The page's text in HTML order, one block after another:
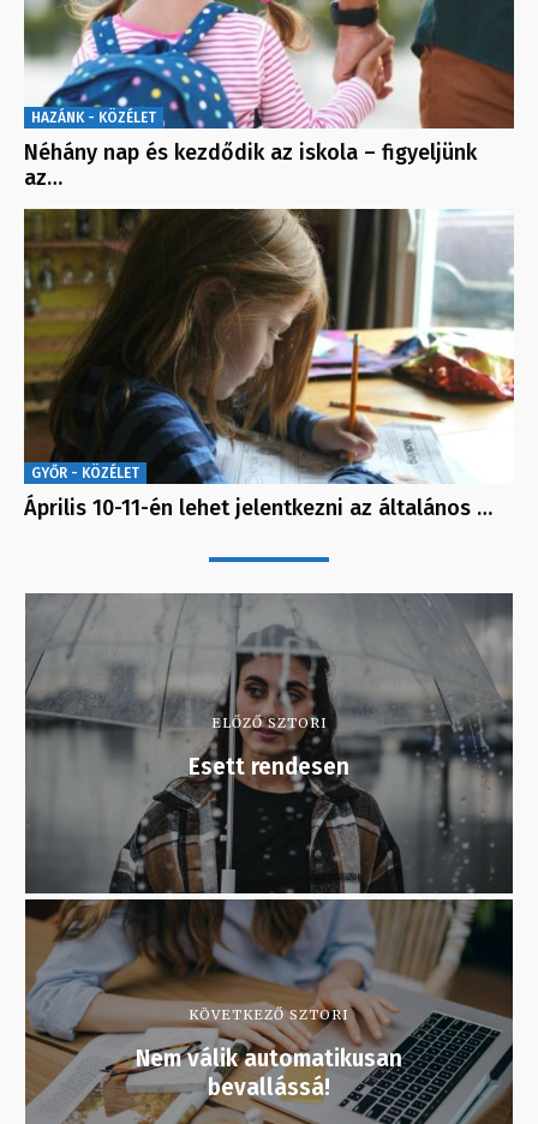
HAZÁNK - KÖZÉLET
Néhány nap és kezdődik az iskola – figyeljünk
az…
GYŐR - KÖZÉLET
Április 10-11-én lehet jelentkezni az általános …
ELŐZŐ SZTORI
Esett rendesen
KÖVETKEZŐ SZTORI
Nem válik automatikusan
bevallássá!